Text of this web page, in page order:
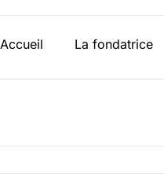
Accueil La fondatrice